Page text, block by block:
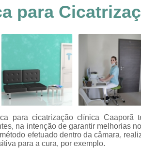
Clínica
Clínica
Oxigenação
Oxigenação
Oxigenação
Terapia Oxigenação
para
para cicatrização clínica Caaporã
na intenção de garantir melhorias
efetuado dentro da câmara,
para a cura, por exemplo.